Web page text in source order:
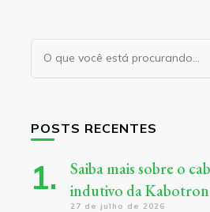
Procurando
algo?
POSTS RECENTES
Saiba mais sobre o
indutivo da Kabotron
27 de julho de 2026